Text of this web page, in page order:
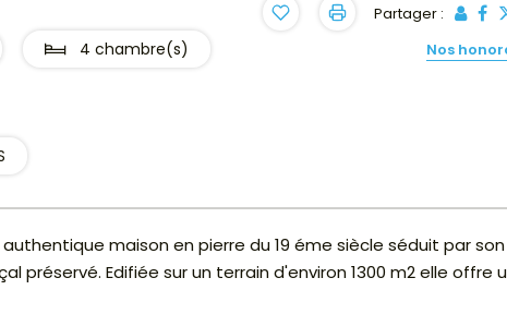
4 chambre(s)
Partager :
Nos
maison en pierre du 19 éme siècle séduit par son
Edifiée sur un terrain d'environ 1300 m2 elle offre